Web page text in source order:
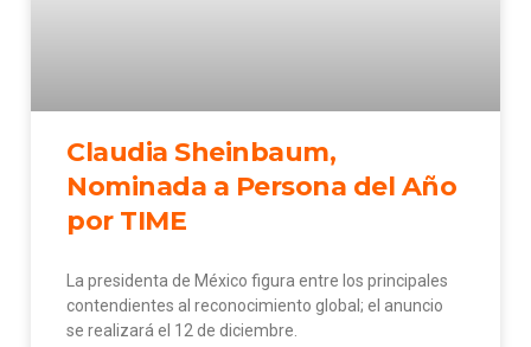
Claudia Sheinbaum,
Nominada a Persona del Año
por TIME
La presidenta de México figura entre los principales
contendientes al reconocimiento global; el anuncio
se realizará el 12 de diciembre.